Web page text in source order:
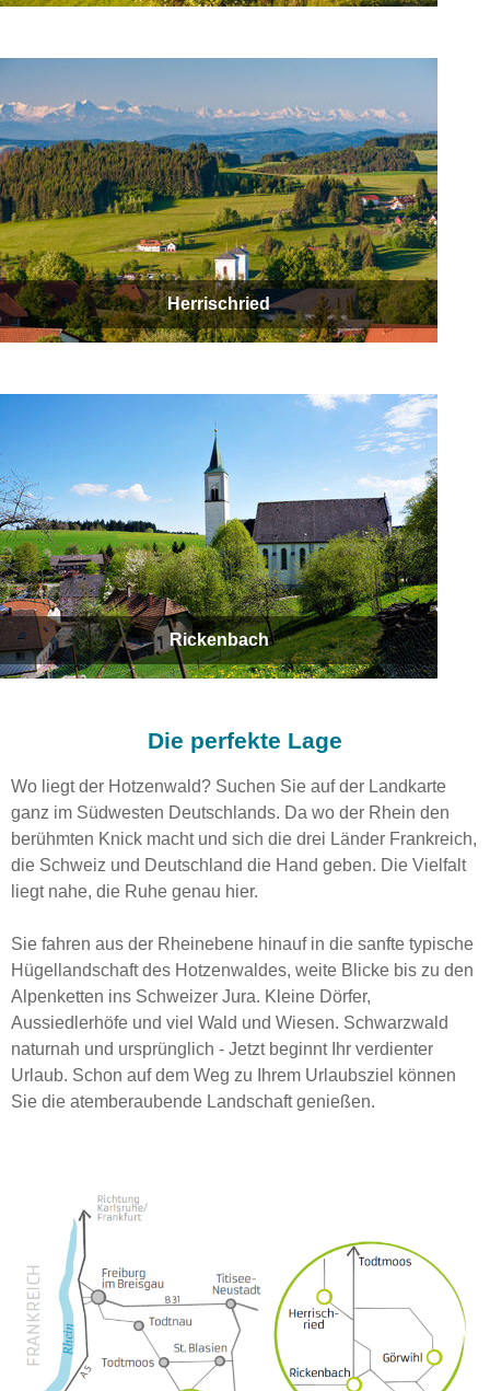
Herrischried
Rickenbach
Die perfekte Lage
Wo liegt der Hotzenwald? Suchen Sie auf der Landkarte
ganz im Südwesten Deutschlands. Da wo der Rhein den
berühmten Knick macht und sich die drei Länder Frankreich,
die Schweiz und Deutschland die Hand geben. Die Vielfalt
liegt nahe, die Ruhe genau hier.
Sie fahren aus der Rheinebene hinauf in die sanfte typische
Hügellandschaft des Hotzenwaldes, weite Blicke bis zu den
Alpenketten ins Schweizer Jura. Kleine Dörfer,
Aussiedlerhöfe und viel Wald und Wiesen. Schwarzwald
naturnah und ursprünglich - Jetzt beginnt Ihr verdienter
Urlaub. Schon auf dem Weg zu Ihrem Urlaubsziel können
Sie die atemberaubende Landschaft genießen.